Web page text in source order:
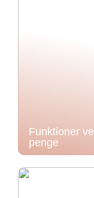
Funktioner
penge